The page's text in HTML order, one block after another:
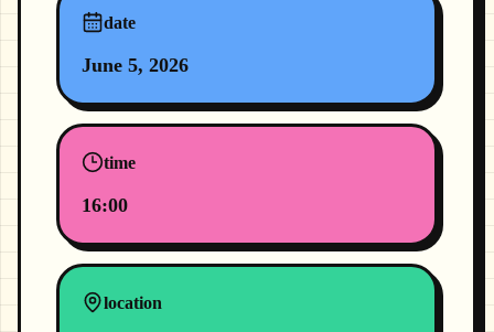
date
June 5, 2026
time
16:00
location